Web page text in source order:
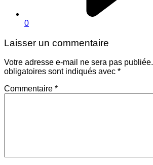
0
Laisser un commentaire
Votre adresse e-mail ne sera pas publiée.
obligatoires sont indiqués avec *
Commentaire *